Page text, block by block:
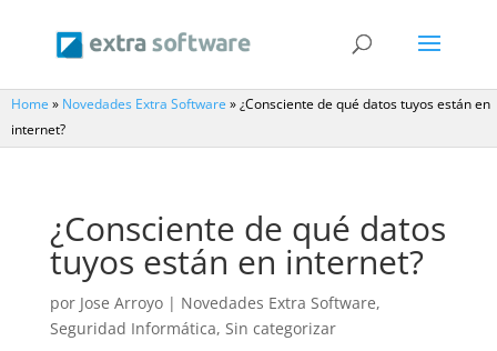
Home » Novedades Extra Software » ¿Consciente de qué datos tuyos están en
internet?
¿Consciente de qué datos
tuyos están en internet?
por Jose Arroyo| Novedades Extra Software,
Seguridad Informática, Sin categorizar